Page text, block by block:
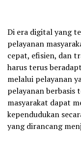
Di era digital yang
pelayanan
cepat, efisien, dan
harus terus
melalui pelayanan
pelayanan berbasis
masyarakat dapat
kependudukan
yang dirancang